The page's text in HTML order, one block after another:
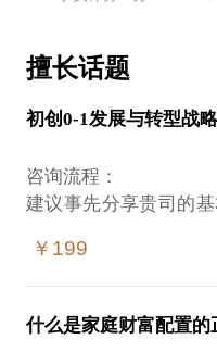
擅长话题
初创0-1发展与转型战
咨询流程：
建议事先分享贵司的
以问答的方式确认我
此）；
听取你的战略规划想
￥199
什么是家庭财富配置的